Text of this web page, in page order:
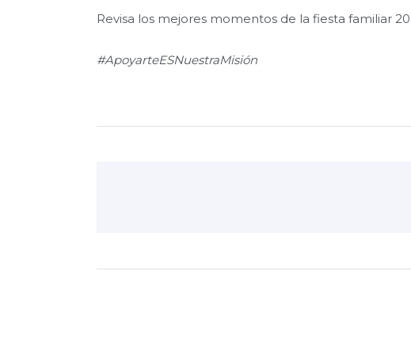
Revisa los mejores momentos de la fiesta familiar
#ApoyarteESNuestraMisión